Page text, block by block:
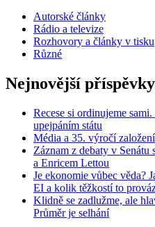
Autorské články
Rádio a televize
Rozhovory a články v tisku
Různé
Nejnovější příspěvky
Recese si ordinujeme
upejpáním státu
Média a 35. výročí
Záznam z debaty v
a Enricem Lettou
Je ekonomie vůbec věda?
EI a kolik těžkostí to
Klidně se zadlužme, ale
Průměr je selhání